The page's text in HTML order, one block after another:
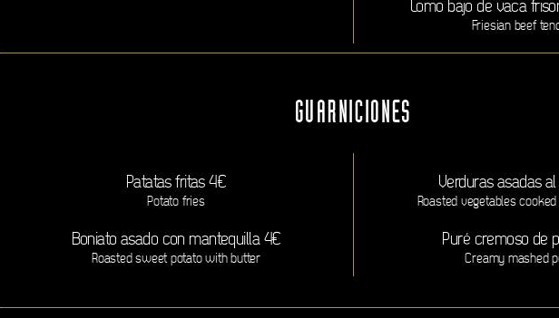
Lomo bajo de vaca
Friesian beef
GUARNICIONES
Patatas fritas 4€
Potato fries
Boniato asado con mantequilla 4€
Roasted sweet potato with butter
Verduras asadas
Roasted vegetables
Puré cremoso de
Creamy mashed